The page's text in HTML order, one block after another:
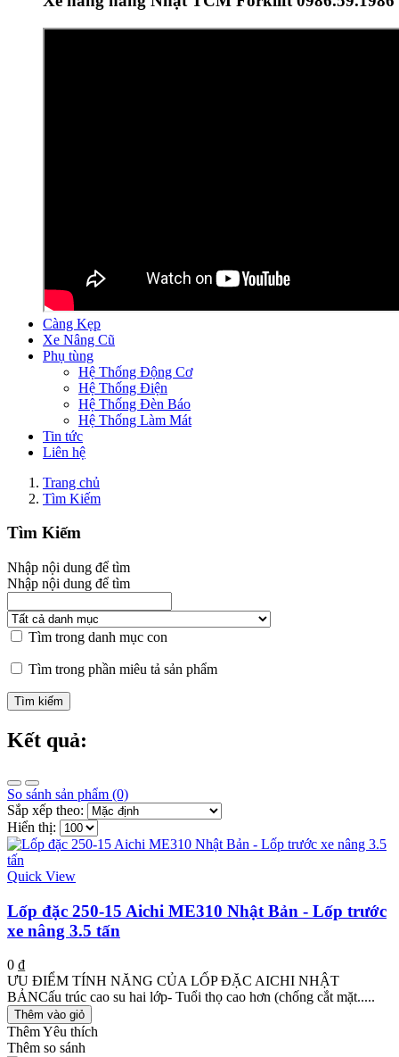
Càng Kẹp
Xe Nâng Cũ
Phụ tùng
Hệ Thống Động Cơ
Hệ Thống Điện
Hệ Thống Đèn Báo
Hệ Thống Làm Mát
Tin tức
Liên hệ
Trang chủ
Tìm Kiếm
Tìm Kiếm
Nhập nội dung để tìm
Nhập nội dung để tìm
Tìm trong danh mục con
Tìm trong phần miêu tả sản phẩm
Kết quả:
So sánh sản phẩm (0)
Sắp xếp theo:
Hiển thị:
Quick View
Lốp đặc 250-15 Aichi ME310 Nhật Bản - Lốp trước
xe nâng 3.5 tấn
0 ₫
ƯU ĐIỂM TÍNH NĂNG CỦA LỐP ĐẶC AICHI NHẬT
BẢNCấu trúc cao su hai lớp- Tuổi thọ cao hơn (chống cắt mặt.....
Thêm vào giỏ
Thêm Yêu thích
Thêm so sánh